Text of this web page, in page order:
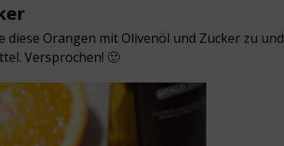
diese Orangen mit Olivenöl und Zucker zu und
Versprochen! 🙂